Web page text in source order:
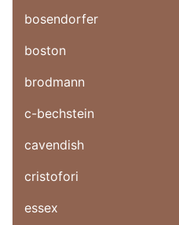
bosendorfer
boston
brodmann
c-bechstein
cavendish
cristofori
essex